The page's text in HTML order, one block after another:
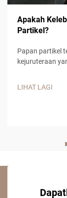
Apakah
Partikel?
Papan partikel
kejuruteraan
LIHAT LAGI